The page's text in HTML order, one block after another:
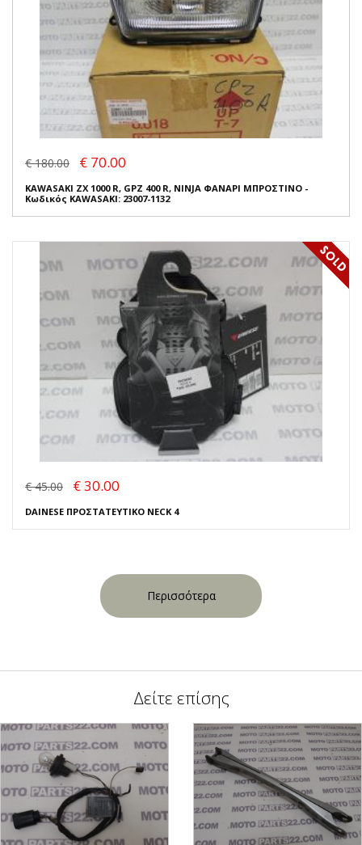
€ 180.00 € 70.00
KAWASAKI ZX 1000 R, GPZ 400 R, NINJA ΦΑΝΑΡΙ ΜΠΡΟΣΤΙΝΟ -
Κωδικός KAWASAKI: 23007-1132
€ 45.00 € 30.00
DAINESE ΠΡΟΣΤΑΤΕΥΤΙΚΟ NECK 4
Περισσότερα
Δείτε επίσης